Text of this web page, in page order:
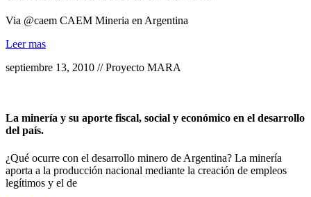
Via @caem CAEM Mineria en Argentina
Leer mas
septiembre 13, 2010 // Proyecto MARA
La minería y su aporte fiscal, social y económico en el desarrollo
del país.
¿Qué ocurre con el desarrollo minero de Argentina? La minería
aporta a la producción nacional mediante la creación de empleos
legítimos y el de